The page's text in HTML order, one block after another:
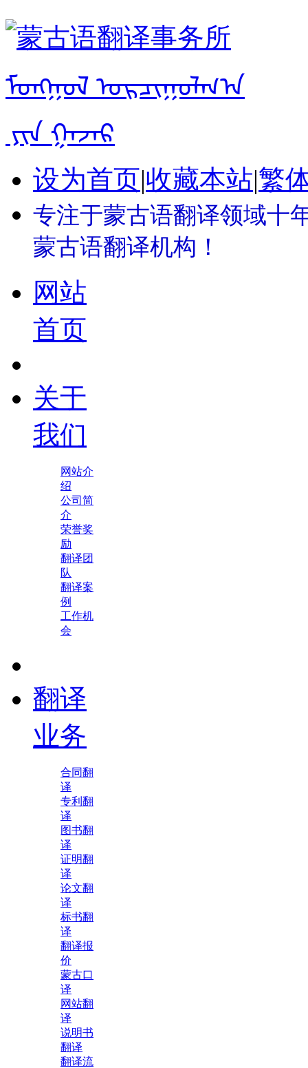
设为首页|收藏本站|繁
专注于蒙古语翻译领域十
蒙古语翻译机构！
网站
首页
关于
我们
网站介
绍
公司简
介
荣誉奖
励
翻译团
队
翻译案
例
工作机
会
翻译
业务
合同翻
译
专利翻
译
图书翻
译
证明翻
译
论文翻
译
标书翻
译
翻译报
价
蒙古口
译
网站翻
译
说明书
翻译
翻译流